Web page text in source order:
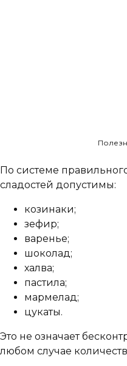
По системе
сладостей допустимы:
козинаки;
зефир;
варенье;
шоколад;
халва;
пастила;
мармелад;
цукаты.
Это не означает
любом случае